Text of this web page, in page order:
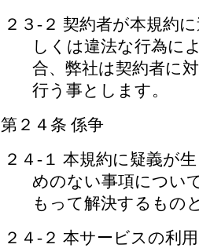
２３-２ 契約者が本規約
しくは違法な行為に
合、弊社は契約者に
行う事とします。
第２４条 係争
２４-１ 本規約に疑義が
めのない事項につい
もって解決するもの
２４-２ 本サービスの利